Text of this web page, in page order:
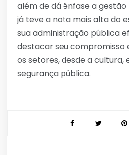
além de dá ênfase a
já teve a nota mais alta do
sua administração pública
destacar seu compromisso
os setores, desde a cultura,
segurança pública.